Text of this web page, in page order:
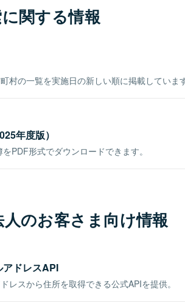
関する情報
村の一覧を実施日の新しい順に掲載しています
年度版）
PDF形式でダウンロードできます。
のお客さま向け情報
ドレスAPI
レスから住所を取得できる公式APIを提供。